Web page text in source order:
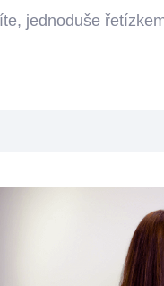
jednoduše